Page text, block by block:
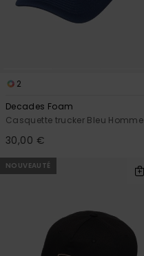
2
Decades Foam
Casquette trucker Bleu Homme
30,00 €
NOUVEAUTÉ